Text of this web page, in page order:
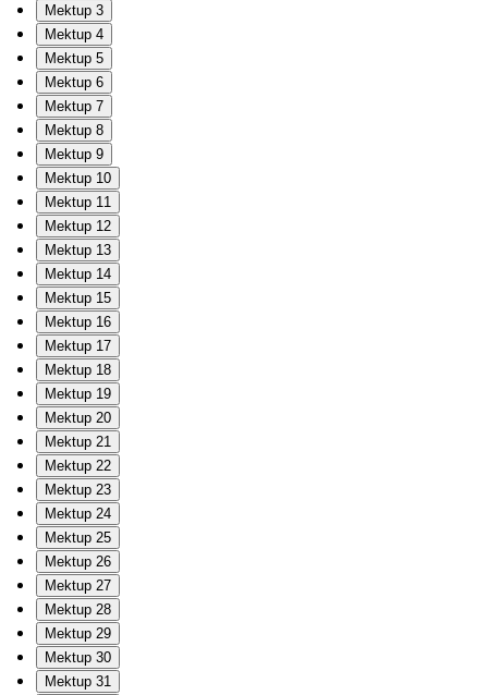
Mektup 3
Mektup 4
Mektup 5
Mektup 6
Mektup 7
Mektup 8
Mektup 9
Mektup 10
Mektup 11
Mektup 12
Mektup 13
Mektup 14
Mektup 15
Mektup 16
Mektup 17
Mektup 18
Mektup 19
Mektup 20
Mektup 21
Mektup 22
Mektup 23
Mektup 24
Mektup 25
Mektup 26
Mektup 27
Mektup 28
Mektup 29
Mektup 30
Mektup 31